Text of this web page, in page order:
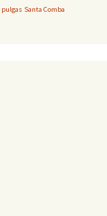
pulgas Santa Comba